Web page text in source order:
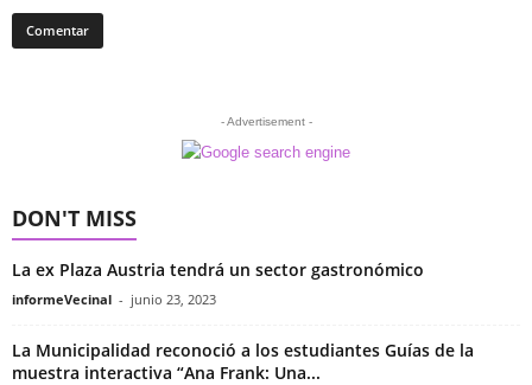
- Advertisement -
DON'T MISS
La ex Plaza Austria tendrá un sector gastronómico
informeVecinal - junio 23, 2023
La Municipalidad reconoció a los estudiantes Guías de la
muestra interactiva “Ana Frank: Una...